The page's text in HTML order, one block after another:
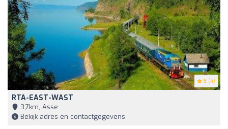
5 (4)
RTA-EAST-WAST
3,7km, Asse
Bekijk adres en contactgegevens